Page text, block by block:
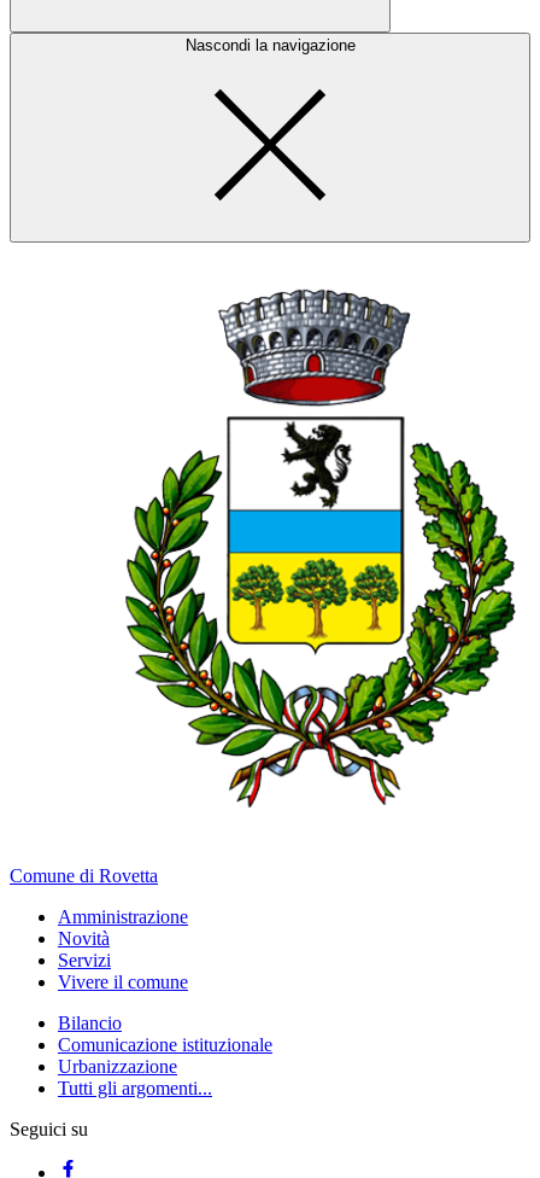
Nascondi la navigazione
Comune di Rovetta
Amministrazione
Novità
Servizi
Vivere il comune
Bilancio
Comunicazione istituzionale
Urbanizzazione
Tutti gli argomenti...
Seguici su